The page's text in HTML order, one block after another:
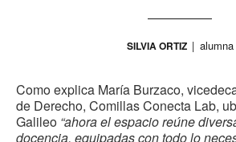
SILVIA ORTIZ alumna
Como explica María Burzaco,
de Derecho, Comillas Conecta Lab,
Galileo “ahora el espacio reúne
docencia, equipadas con todo lo